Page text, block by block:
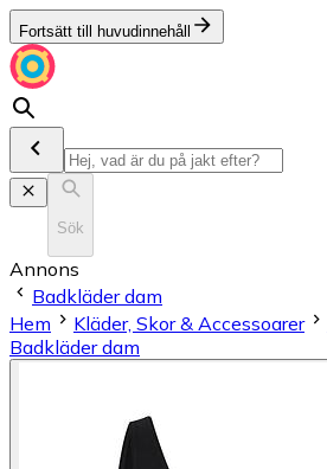
Fortsätt till huvudinnehåll
Sök
Annons
Badkläder dam
Hem
Kläder, Skor & Accessoarer
Badkläder dam